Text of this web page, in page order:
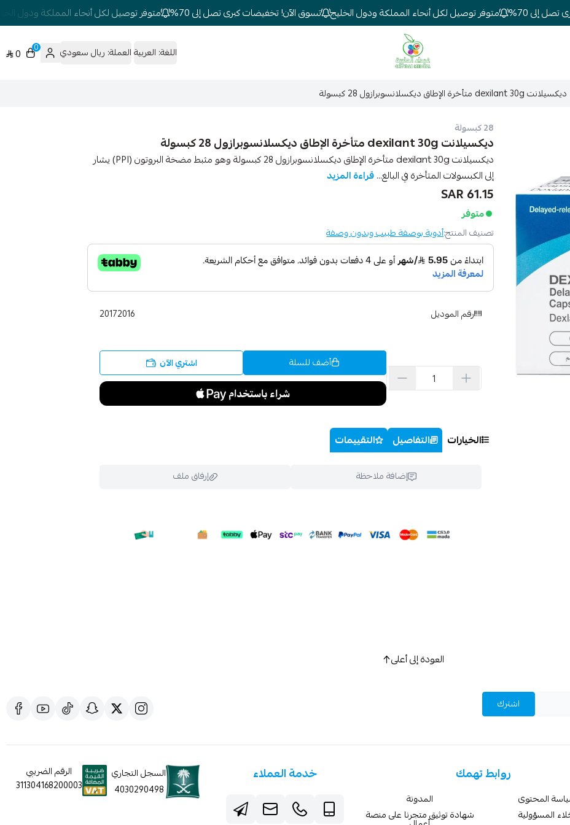
إلى 70% متوفر توصيل لكل أنحاء المملكة ودول الخليج تسوق الآن! تخفيضات كبرى تصل إلى 70% متوفر توصيل لكل أنحاء المملكة ودول
شركة غيداء المتطورة الطبية اللغة: العربيةالعملة: ريال سعودي 0
0
ديكسيلانت dexilant 30g متأخرة الإطاق ديكسلانسوبرازول 28 كبسولة
28 كبسولة
ديكسيلانت dexilant 30g متأخرة الإطاق ديكسلانسوبرازول 28 كبسولة
ديكسيلانت dexilant 30g متأخرة الإطاق ديكسلانسوبرازول 28 كبسولة وهو مثبط مضخة البروتون (PPI) يشار
إلى الكبسولات المتأخرة في البالغ...قراءة المزيد
61.15 SAR
متوفر
تصنيف المنتج:أدوية بوصفة طبيب وبدون وصفة
رقم الموديل 20172016
أضف للسلة اشتري الآن
الخيارات التفاصيل التقييمات
إضافة ملاحظة إرفاق ملف
اسحب و افلت الملف هنا
العودة إلى أعلى
اشترك
روابط تهمك
المحتوى
المسؤولية
المدونة
شهادة توثيق متجرنا على منصة
خدمة العملاء
السجل التجاري
4030290498
الرقم الضريبي
311304168200003